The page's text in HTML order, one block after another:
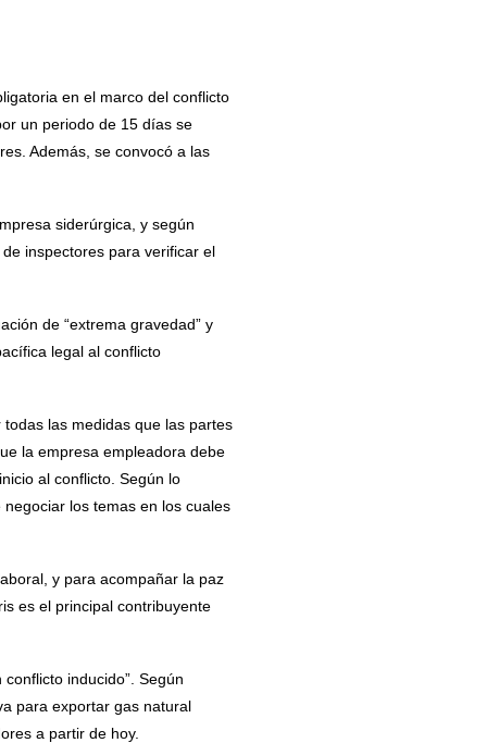
en el marco del conflicto
un periodo de 15 días se
Además, se convocó a las
siderúrgica, y según
inspectores para verificar el
de “extrema gravedad” y
legal al conflicto
las medidas que las partes
la empresa empleadora debe
al conflicto. Según lo
los temas en los cuales
y para acompañar la paz
es el principal contribuyente
inducido”. Según
para exportar gas natural
a partir de hoy.